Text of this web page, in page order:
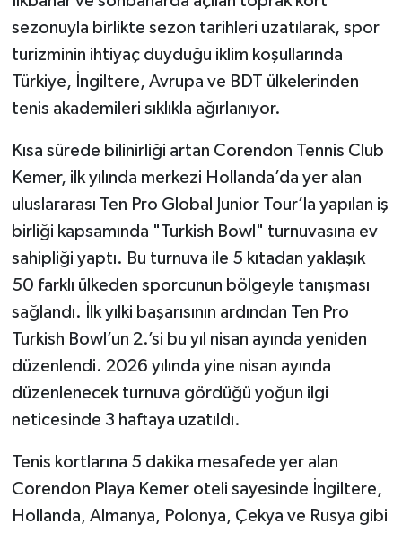
sezonuyla birlikte sezon tarihleri uzatılarak, spor
turizminin ihtiyaç duyduğu iklim koşullarında
Türkiye, İngiltere, Avrupa ve BDT ülkelerinden
tenis akademileri sıklıkla ağırlanıyor.
Kısa sürede bilinirliği artan Corendon Tennis Club
Kemer, ilk yılında merkezi Hollanda’da yer alan
uluslararası Ten Pro Global Junior Tour’la yapılan iş
birliği kapsamında "Turkish Bowl" turnuvasına ev
sahipliği yaptı. Bu turnuva ile 5 kıtadan yaklaşık
50 farklı ülkeden sporcunun bölgeyle tanışması
sağlandı. İlk yılki başarısının ardından Ten Pro
Turkish Bowl’un 2.’si bu yıl nisan ayında yeniden
düzenlendi. 2026 yılında yine nisan ayında
düzenlenecek turnuva gördüğü yoğun ilgi
neticesinde 3 haftaya uzatıldı.
Tenis kortlarına 5 dakika mesafede yer alan
Corendon Playa Kemer oteli sayesinde İngiltere,
Hollanda, Almanya, Polonya, Çekya ve Rusya gibi